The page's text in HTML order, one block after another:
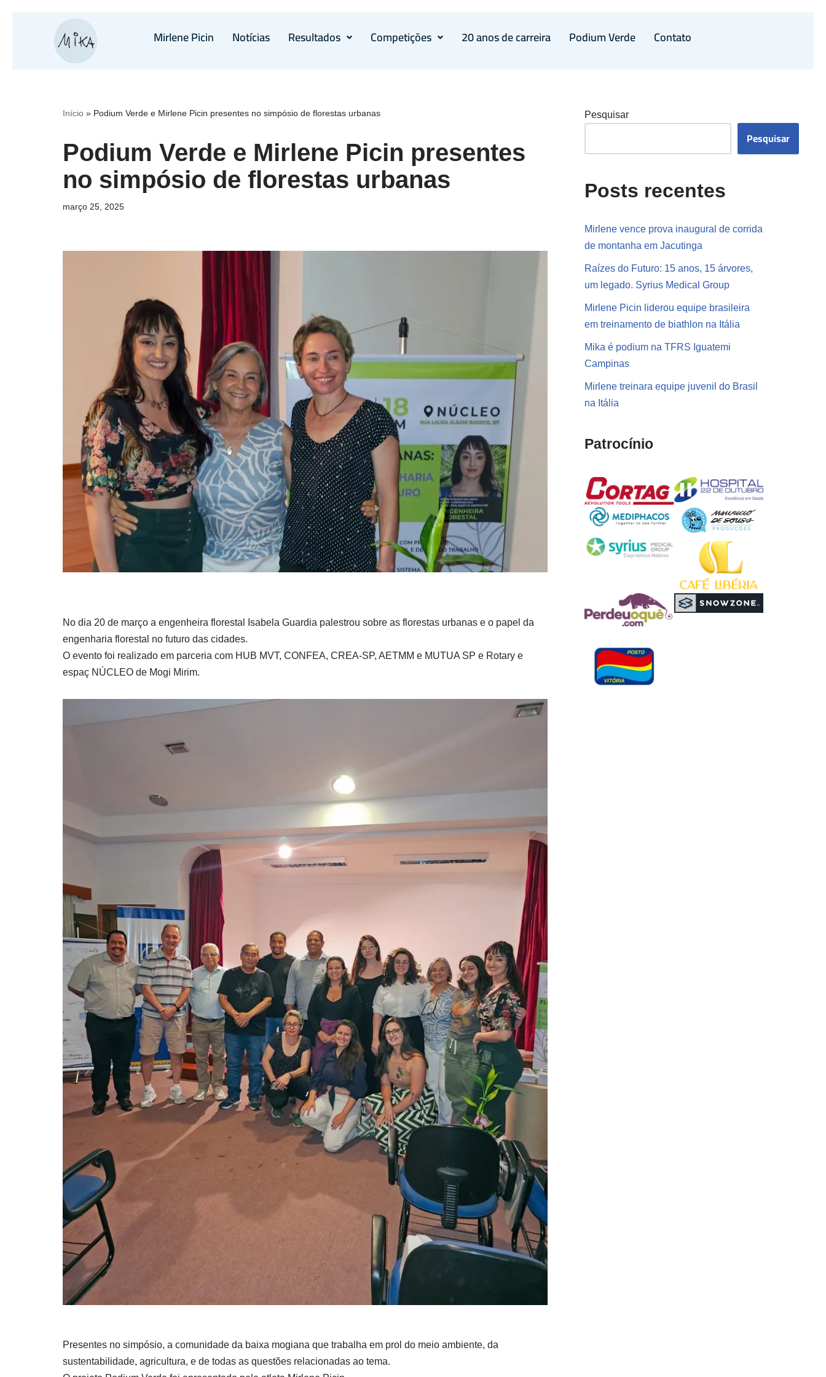
Mirlene Picin Notícias Resultados Competições 20 anos de carreira Podium Verde Contato
Início » Podium Verde e Mirlene Picin presentes no simpósio de florestas urbanas
Podium Verde e Mirlene Picin presentes
no simpósio de florestas urbanas
março 25, 2025
No dia 20 de março a engenheira florestal Isabela Guardia palestrou sobre as florestas urbanas e o papel da
engenharia florestal no futuro das cidades.
O evento foi realizado em parceria com HUB MVT, CONFEA, CREA-SP, AETMM e MUTUA SP e Rotary e
espaç NÚCLEO de Mogi Mirim.
Presentes no simpósio, a comunidade da baixa mogiana que trabalha em prol do meio ambiente, da
sustentabilidade, agricultura, e de todas as questões relacionadas ao tema.
Pesquisar
Pesquisar
Posts recentes
Mirlene vence prova inaugural de corrida
de montanha em Jacutinga
Raízes do Futuro: 15 anos, 15 árvores,
um legado. Syrius Medical Group
Mirlene Picin liderou equipe brasileira
em treinamento de biathlon na Itália
Mika é podium na TFRS Iguatemi
Campinas
Mirlene treinara equipe juvenil do Brasil
na Itália
Patrocínio